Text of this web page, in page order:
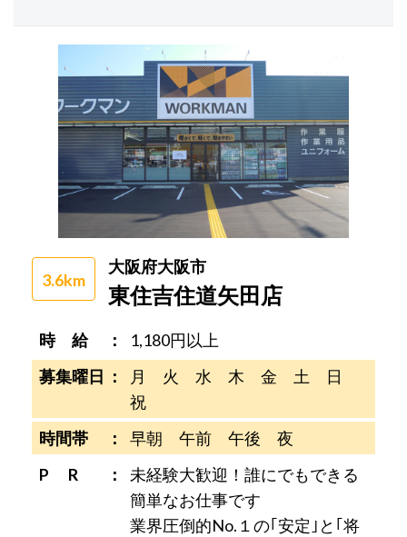
3.6km
大阪府大阪市
東住吉住道矢田店
時 給
1,180円以上
募集曜日
月 火 水 木 金 土 日
祝
時間帯
早朝 午前 午後 夜
P R
未経験大歓迎！誰にでもできる
簡単なお仕事です
業界圧倒的No.１の｢安定｣と｢将